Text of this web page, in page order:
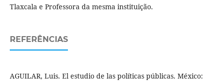
Tlaxcala e Professora da mesma instituição.
REFERÊNCIAS
AGUILAR, Luis. El estudio de las políticas públicas. México: